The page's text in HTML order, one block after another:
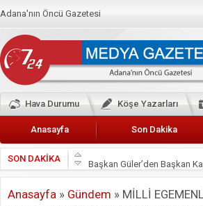
Adana'nın Öncü Gazetesi
Hava Durumu Köşe Yazarları
Anasayfa Son Dakika
SON DAKİKA
Başkan Güler’den Başkan
Lokantacılar ve Kebapçılar
Hak-İş Abdurrahman Yücel
Anasayfa » Gündem » MİLLİ